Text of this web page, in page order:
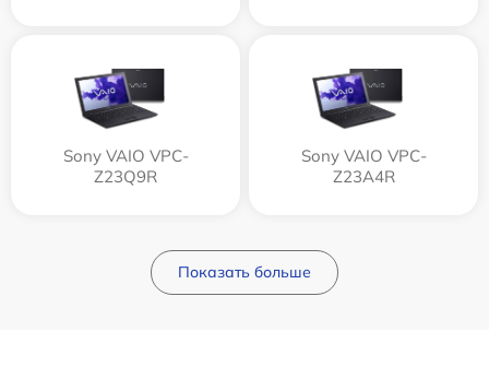
Sony VAIO VPC-
Z23Q9R
Sony VAIO VPC-
Z23A4R
Показать больше